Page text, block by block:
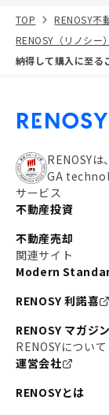
TOP RENOSY不
RENOSY（リノシー
納得して購入に至る
RENOSY
GA
サービス
不動産投資
不動産売却
関連サイト
Modern
RENOSY 利諾喜
RENOSY マガジン
RENOSYについて
運営会社
RENOSYとは